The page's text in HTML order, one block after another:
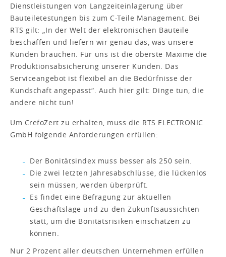
Dienstleistungen von Langzeiteinlagerung über
Bauteiletestungen bis zum C-Teile Management. Bei
RTS gilt: „In der Welt der elektronischen Bauteile
beschaffen und liefern wir genau das, was unsere
Kunden brauchen. Für uns ist die oberste Maxime die
Produktionsabsicherung unserer Kunden. Das
Serviceangebot ist flexibel an die Bedürfnisse der
Kundschaft angepasst“. Auch hier gilt: Dinge tun, die
andere nicht tun!
Um CrefoZert zu erhalten, muss die RTS ELECTRONIC
GmbH folgende Anforderungen erfüllen:
Der Bonitätsindex muss besser als 250 sein.
Die zwei letzten Jahresabschlüsse, die lückenlos
sein müssen, werden überprüft.
Es findet eine Befragung zur aktuellen
Geschäftslage und zu den Zukunftsaussichten
statt, um die Bonitätsrisiken einschätzen zu
können.
Nur 2 Prozent aller deutschen Unternehmen erfüllen